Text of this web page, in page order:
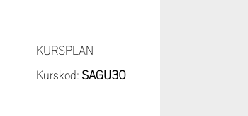
KURSPLAN
Kurskod: SAGU30